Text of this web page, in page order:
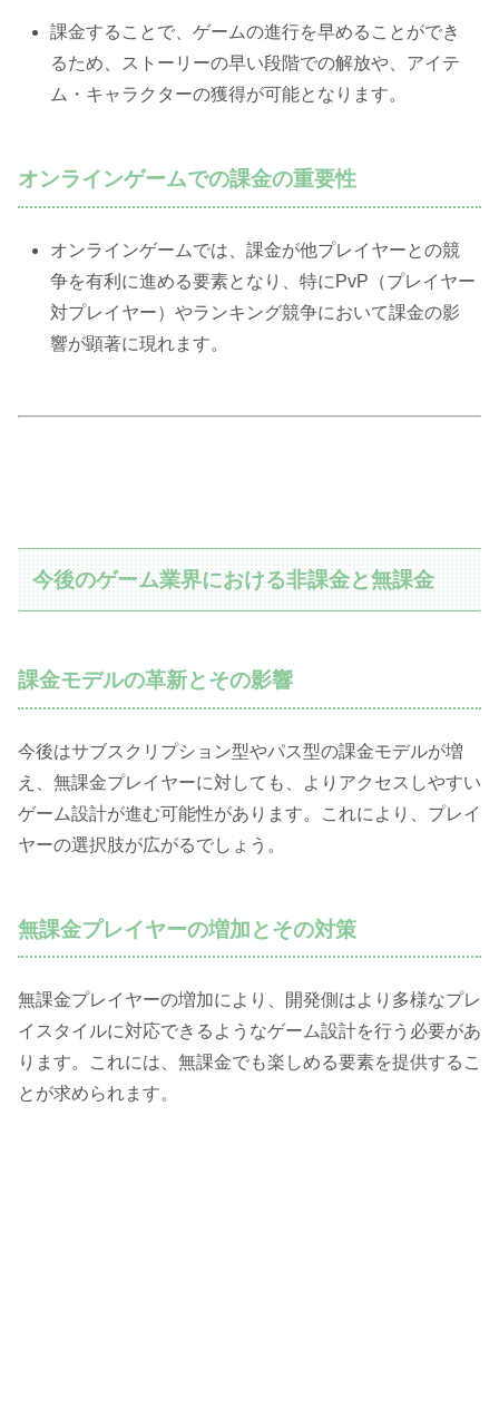
課金することで、ゲームの進行を早めることができ
るため、ストーリーの早い段階での解放や、アイテ
ム・キャラクターの獲得が可能となります。
オンラインゲームでの課金の重要性
オンラインゲームでは、課金が他プレイヤーとの競
争を有利に進める要素となり、特にPvP（プレイヤー
対プレイヤー）やランキング競争において課金の影
響が顕著に現れます。
今後のゲーム業界における非課金と無課金
課金モデルの革新とその影響
今後はサブスクリプション型やパス型の課金モデルが増
え、無課金プレイヤーに対しても、よりアクセスしやすい
ゲーム設計が進む可能性があります。これにより、プレイ
ヤーの選択肢が広がるでしょう。
無課金プレイヤーの増加とその対策
無課金プレイヤーの増加により、開発側はより多様なプレ
イスタイルに対応できるようなゲーム設計を行う必要があ
ります。これには、無課金でも楽しめる要素を提供するこ
とが求められます。